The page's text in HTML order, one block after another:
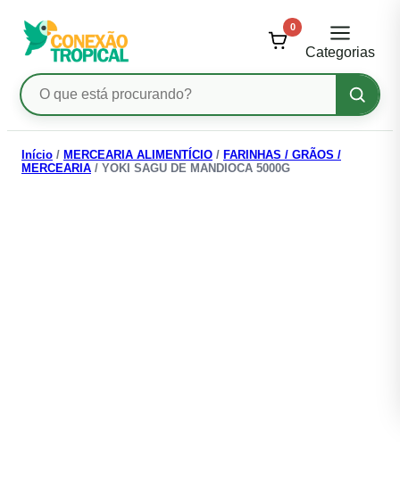
Pesquisar
produtos
0
Categorias
para
Início / MERCEARIA ALIMENTÍCIO / FARINHAS / GRÃOS /
MERCEARIA / YOKI SAGU DE MANDIOCA 5000G